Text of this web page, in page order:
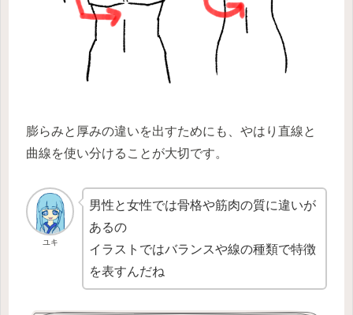
膨らみと厚みの違いを出すためにも、やはり直線と
曲線を使い分けることが大切です。
ユキ
男性と女性では骨格や筋肉の質に違いが
あるの
イラストではバランスや線の種類で特徴
を表すんだね